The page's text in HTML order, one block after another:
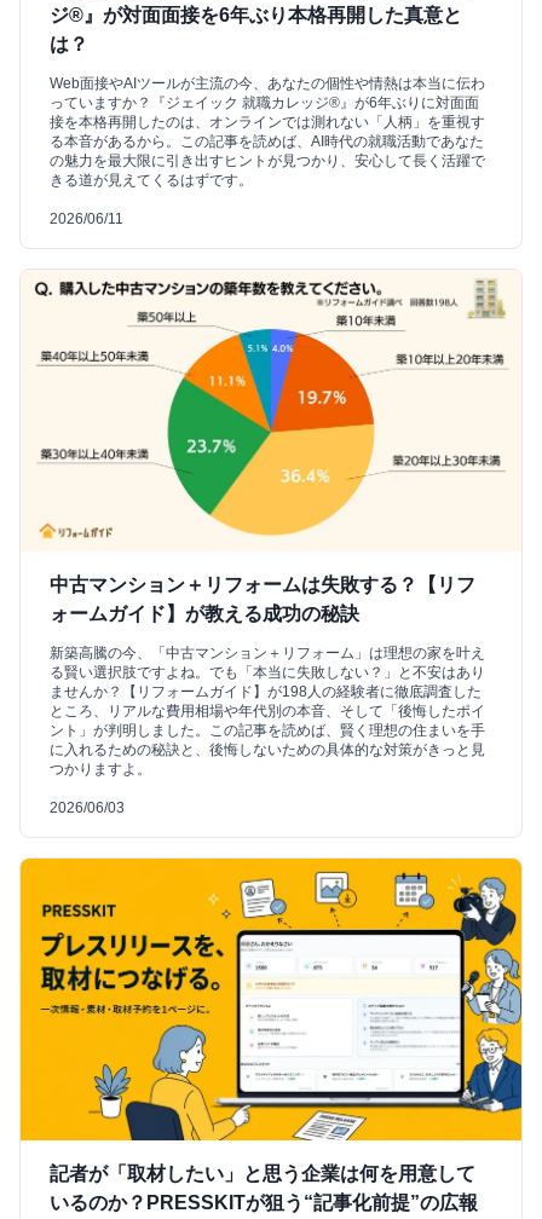
ジ®』が対面面接を6年ぶり本格再開した真意と
は？
Web面接やAIツールが主流の今、あなたの個性や情熱は本当に伝わ
っていますか？『ジェイック 就職カレッジ®』が6年ぶりに対面面
接を本格再開したのは、オンラインでは測れない「人柄」を重視す
る本音があるから。この記事を読めば、AI時代の就職活動であなた
の魅力を最大限に引き出すヒントが見つかり、安心して長く活躍で
きる道が見えてくるはずです。
2026/06/11
中古マンション＋リフォームは失敗する？【リフ
ォームガイド】が教える成功の秘訣
新築高騰の今、「中古マンション＋リフォーム」は理想の家を叶え
る賢い選択肢ですよね。でも「本当に失敗しない？」と不安はあり
ませんか？【リフォームガイド】が198人の経験者に徹底調査した
ところ、リアルな費用相場や年代別の本音、そして「後悔したポイ
ント」が判明しました。この記事を読めば、賢く理想の住まいを手
に入れるための秘訣と、後悔しないための具体的な対策がきっと見
つかりますよ。
2026/06/03
記者が「取材したい」と思う企業は何を用意して
いるのか？PRESSKITが狙う“記事化前提”の広報